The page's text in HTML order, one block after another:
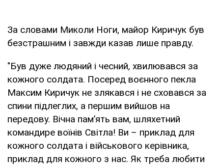
За словами Миколи Ноги, майор Киричук був
безстрашним і завжди казав лише правду.
"Був дуже людяний і чесний, хвилювався за
кожного солдата. Посеред воєнного пекла
Максим Киричук не злякався і не сховався за
спини підлеглих, а першим вийшов на
передову. Вічна пам’ять вам, шляхетний
командире воїнів Світла! Ви – приклад для
кожного солдата і військового керівника,
приклад для кожного з нас. Як треба любити